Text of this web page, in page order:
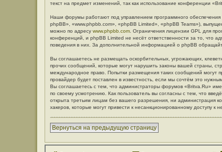
текст на предмет изменений, так как использование конференции
Наши форумы работают под управлением программного
phpBB», «www.phpbb.com», «phpBB Limited», «phpBB Teams»),
можно по адресу www.phpbb.com . Ограничения лицензии GPL для
конференций, и phpBB Limited не несёт ответственности за то, что
поведения в них. За дополнительной информацией о phpBB
Вы соглашаетесь не размещать оскорбительных, угрожающих,
прочих сообщений, которые могут нарушить законы вашей страны,
международное право. Попытки размещения таких сообщений
провайдер будет поставлен в известность, если мы сочтём это
Вы соглашаетесь с тем, что администраторы форумов «Britva.Ru»
по своему усмотрению. Как пользователь вы согласны с тем, что
открыта третьим лицам без вашего разрешения, ни администрация
хакеров, которые могут привести к несанкционированному доступу к
Вернуться на предыдущую страницу